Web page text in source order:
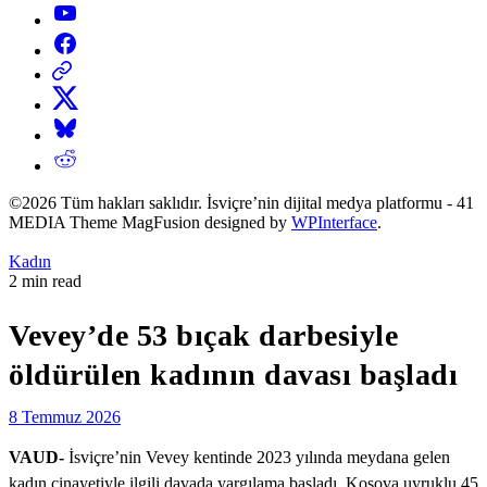
YouTube
Facebook
Threads
X
Bluesky
Reddit
©2026 Tüm hakları saklıdır. İsviçre’nin dijital medya platformu - 41
MEDIA Theme MagFusion designed by WPInterface.
Posted
in
Kadın
Estimated
2 min read
Vevey’de 53 bıçak darbesiyle
öldürülen kadının davası başladı
8 Temmuz 2026
VAUD- İsviçre’nin Vevey kentinde 2023 yılında meydana gelen
kadın cinayetiyle ilgili davada yargılama başladı. Kosova uyruklu 45